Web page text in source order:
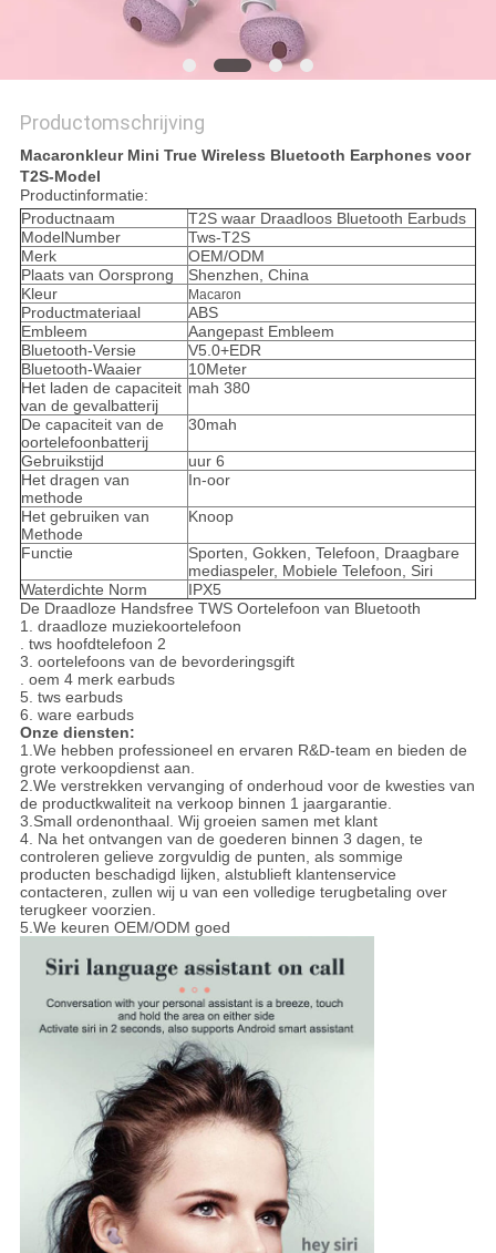
Productomschrijving
Macaronkleur Mini True Wireless Bluetooth Earphones voor
T2S-Model
Productinformatie:
Productnaam
T2S waar Draadloos Bluetooth Earbuds
ModelNumber
Tws-T2S
Merk
OEM/ODM
Plaats van Oorsprong
Shenzhen, China
Kleur
Macaron
Productmateriaal
ABS
Embleem
Aangepast Embleem
Bluetooth-Versie
V5.0+EDR
Bluetooth-Waaier
10Meter
Het laden de capaciteit
van de gevalbatterij
mah 380
De capaciteit van de
oortelefoonbatterij
30mah
Gebruikstijd
uur 6
Het dragen van
methode
In-oor
Het gebruiken van
Methode
Knoop
Functie
Sporten, Gokken, Telefoon, Draagbare
mediaspeler, Mobiele Telefoon, Siri
Waterdichte Norm
IPX5
De Draadloze Handsfree TWS Oortelefoon van Bluetooth
1. draadloze muziekoortelefoon
. tws hoofdtelefoon 2
3. oortelefoons van de bevorderingsgift
. oem 4 merk earbuds
5. tws earbuds
6. ware earbuds
Onze diensten:
1.We hebben professioneel en ervaren R&D-team en bieden de
grote verkoopdienst aan.
2.We verstrekken vervanging of onderhoud voor de kwesties van
de productkwaliteit na verkoop binnen 1 jaargarantie.
3.Small ordenonthaal. Wij groeien samen met klant
4. Na het ontvangen van de goederen binnen 3 dagen, te
controleren gelieve zorgvuldig de punten, als sommige
producten beschadigd lijken, alstublieft klantenservice
contacteren, zullen wij u van een volledige terugbetaling over
terugkeer voorzien.
5.We keuren OEM/ODM goed